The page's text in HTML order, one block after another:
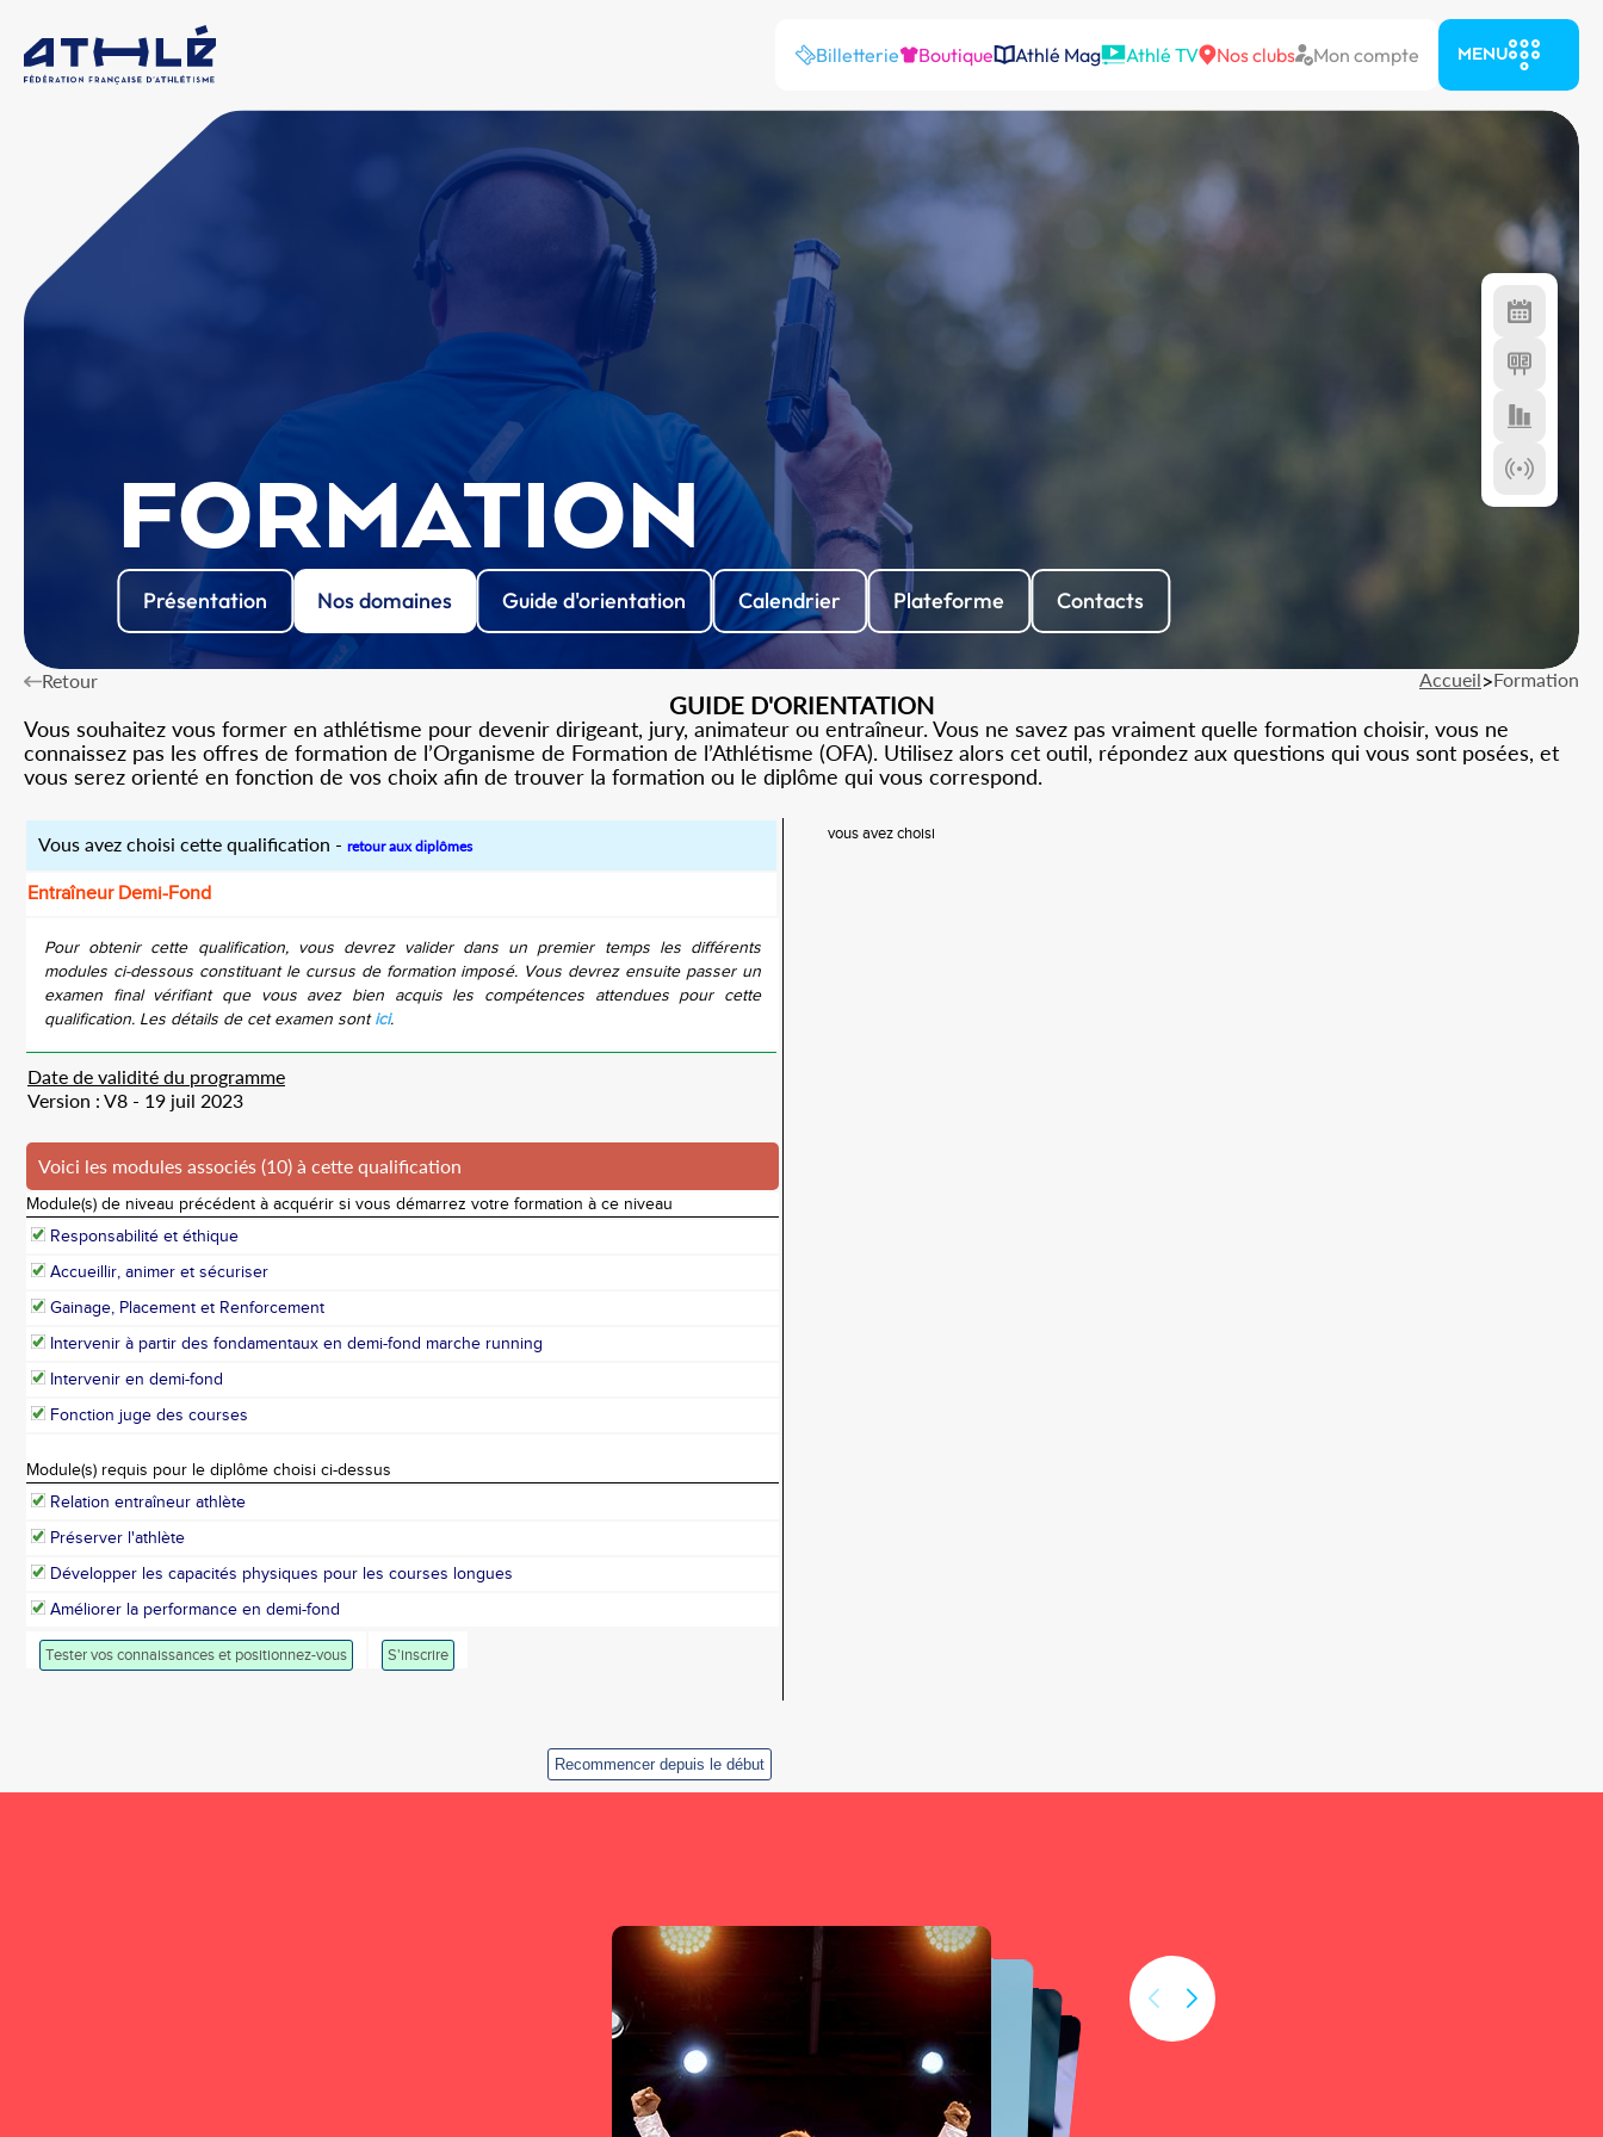
Billetterie Boutique Athlé Mag Athlé TV Nos clubs Mon compte MENU
FORMATION
Présentation Nos domaines Guide d'orientation Calendrier Plateforme Contacts
Retour Accueil>Formation
GUIDE D'ORIENTATION
Vous souhaitez vous former en athlétisme pour devenir dirigeant, jury, animateur ou entraîneur. Vous ne savez pas vraiment quelle formation choisir, vous ne
connaissez pas les offres de formation de l’Organisme de Formation de l’Athlétisme (OFA). Utilisez alors cet outil, répondez aux questions qui vous sont posées, et
vous serez orienté en fonction de vos choix afin de trouver la formation ou le diplôme qui vous correspond.
Vous avez choisi cette qualification - retour aux diplômes
Entraîneur Demi-Fond
Pour obtenir cette qualification, vous devrez valider dans un premier temps les différents
modules ci-dessous constituant le cursus de formation imposé. Vous devrez ensuite passer un
examen final vérifiant que vous avez bien acquis les compétences attendues pour cette
qualification. Les détails de cet examen sontici.
Date de validité du programme
Version : V8 - 19 juil 2023
Voici les modules associés (10) à cette qualification
Module(s) de niveau précédent à acquérir si vous démarrez votre formation à ce niveau
Responsabilité et éthique
Accueillir, animer et sécuriser
Gainage, Placement et Renforcement
Intervenir à partir des fondamentaux en demi-fond marche running
Intervenir en demi-fond
Fonction juge des courses
Module(s) requis pour le diplôme choisi ci-dessus
Relation entraîneur athlète
Préserver l'athlète
Développer les capacités physiques pour les courses longues
Améliorer la performance en demi-fond
Tester vos connaissances et positionnez-vous S'inscrire
vous avez choisi